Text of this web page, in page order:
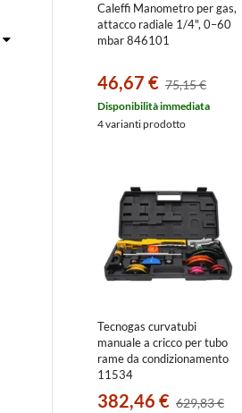
Caleffi Manometro per gas,
attacco radiale 1/4", 0–60
mbar 846101
46,67 € 75,15 €
Disponibilità immediata
4 varianti prodotto
Tecnogas curvatubi
manuale a cricco per tubo
rame da condizionamento
11534
382,46 € 629,83 €